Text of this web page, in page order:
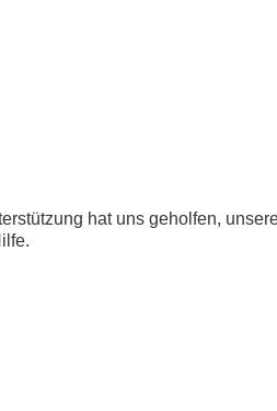
hat uns geholfen,